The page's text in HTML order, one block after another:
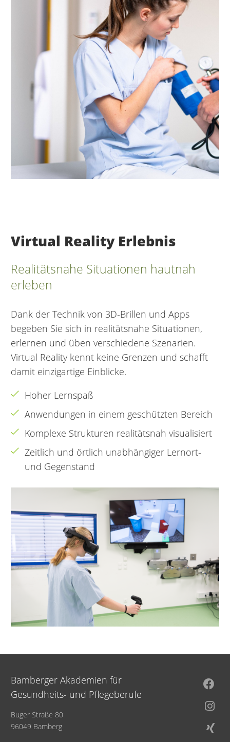
Virtual Reality Erlebnis
Realitätsnahe Situationen hautnah
erleben
Dank der Technik von 3D-Brillen und Apps
begeben Sie sich in realitätsnahe Situationen,
erlernen und üben verschiedene Szenarien.
Virtual Reality kennt keine Grenzen und schafft
damit einzigartige Einblicke.
Hoher Lernspaß
Anwendungen in einem geschützten Bereich
Komplexe Strukturen realitätsnah visualisiert
Zeitlich und örtlich unabhängiger Lernort-
und Gegenstand
Bamberger Akademien für
Gesundheits- und Pflegeberufe
Buger Straße 80
96049 Bamberg